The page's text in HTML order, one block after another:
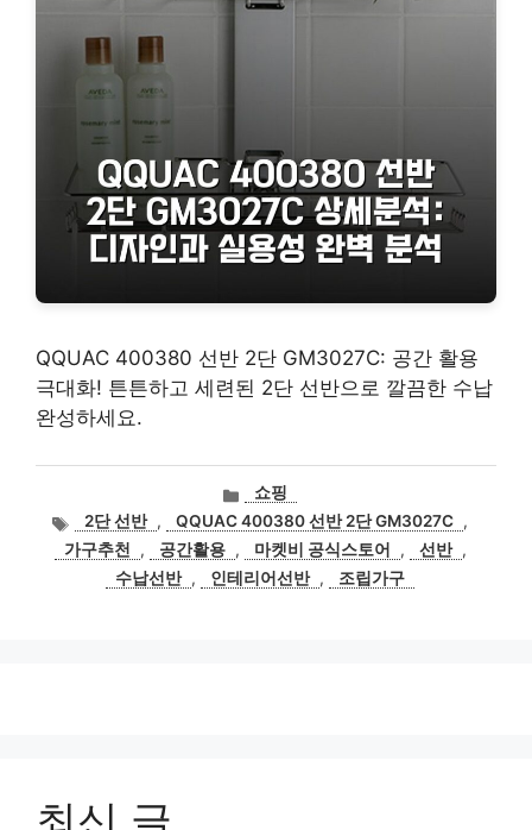
QQUAC 400380 선반 2단 GM3027C: 공간 활용
극대화! 튼튼하고 세련된 2단 선반으로 깔끔한 수납
완성하세요.
카
테
고
리
쇼핑
태
그
2단 선반 , QQUAC 400380 선반 2단 GM3027C ,
가구추천
, 공간활용 , 마켓비 공식스토어 , 선반 ,
수납선반 , 인테리어선반 , 조립가구
최신 글